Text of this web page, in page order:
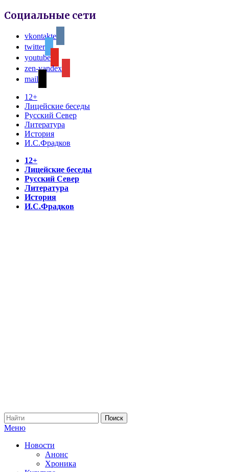
Социальные сети
vkontakte
twitter
youtube
zen-yandex
mail
12+
Лицейские беседы
Русский Север
Литература
История
И.С.Фрадков
12+
Лицейские беседы
Русский Север
Литература
История
И.С.Фрадков
Меню
Новости
Анонс
Хроника